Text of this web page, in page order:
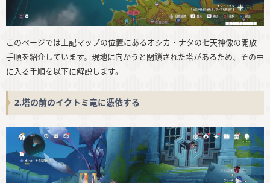
このページでは上記マップの位置にあるオシカ・ナタの七天神像の開放
手順を紹介しています。現地に向かうと閉鎖された塔があるため、その中
に入る手順を以下に解説します。
2.塔の前のイクトミ竜に憑依する